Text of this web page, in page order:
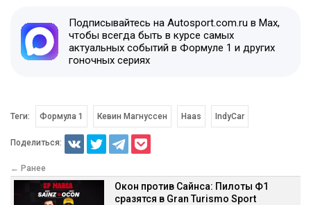
Подписывайтесь на Autosport.com.ru в Max,
чтобы всегда быть в курсе самых
актуальных событий в Формуле 1 и других
гоночных сериях
Теги: Формула 1 Кевин Магнуссен Haas IndyCar
Поделиться:
← Ранее
Окон против Сайнса: Пилоты Ф1
сразятся в Gran Turismo Sport